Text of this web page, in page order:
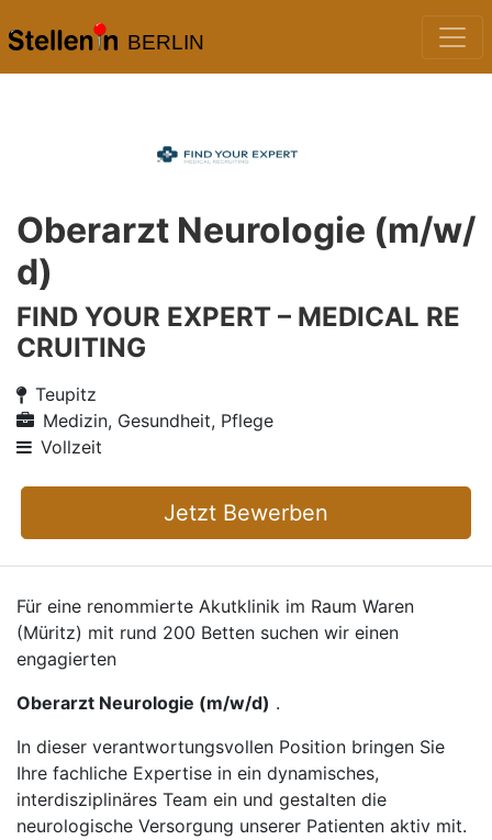
BERLIN
Oberarzt Neurologie (m/w/
d)
FIND YOUR EXPERT – MEDICAL RE
CRUITING
Teupitz
Medizin, Gesundheit, Pflege
Vollzeit
Jetzt Bewerben
Für eine renommierte Akutklinik im Raum Waren
(Müritz) mit rund 200 Betten suchen wir einen
engagierten
Oberarzt Neurologie (m/w/d) .
In dieser verantwortungsvollen Position bringen Sie
Ihre fachliche Expertise in ein dynamisches,
interdisziplinäres Team ein und gestalten die
neurologische Versorgung unserer Patienten aktiv mit.